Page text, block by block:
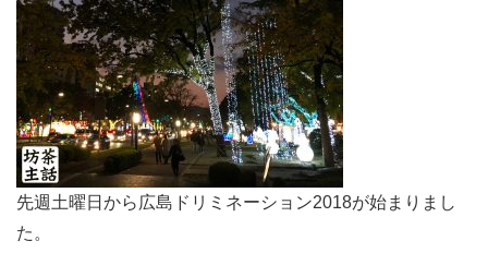
先週土曜日から広島ドリミネーション2018が始まりまし
た。